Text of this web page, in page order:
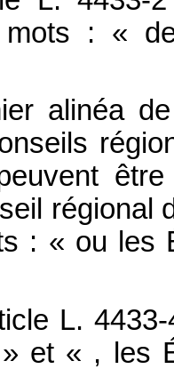
: «
alinéa
régional
: « ou les
L.
et « , les